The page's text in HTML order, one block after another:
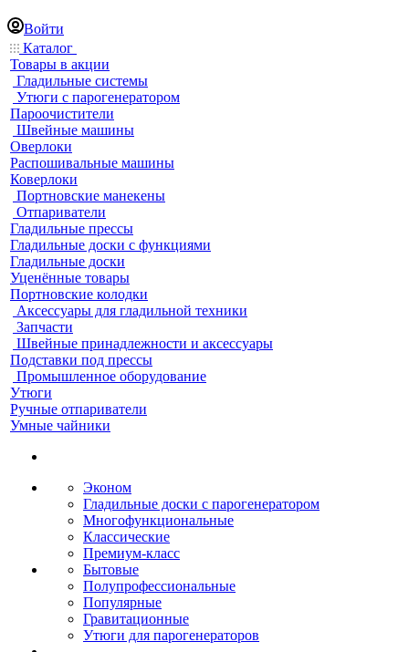
Войти
Каталог
Товары в акции
Гладильные системы
Утюги с парогенератором
Пароочистители
Швейные машины
Оверлоки
Распошивальные машины
Коверлоки
Портновские манекены
Отпариватели
Гладильные прессы
Гладильные доски с функциями
Гладильные доски
Уценённые товары
Портновские колодки
Аксессуары для гладильной техники
Запчасти
Швейные принадлежности и аксессуары
Подставки под прессы
Промышленное оборудование
Утюги
Ручные отпариватели
Умные чайники
Эконом
Гладильные доски с парогенератором
Многофункциональные
Классические
Премиум-класс
Бытовые
Полупрофессиональные
Популярные
Гравитационные
Утюги для парогенераторов